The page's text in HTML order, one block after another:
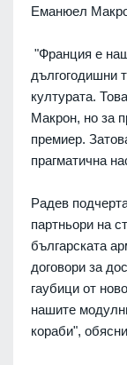
Еманюел
"Франция е
дългогодишни
културата.
Макрон, но за
премиер.
прагматична
Радев
партньори на
българската
договори за
гаубици от
нашите
кораби",